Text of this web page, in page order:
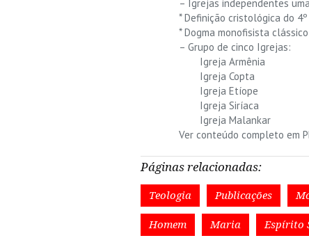
– Igrejas independentes
* Definição cristológica do
* Dogma monofisista
– Grupo de cinco Igrejas:
Igreja Armênia
Igreja Copta
Igreja Etíope
Igreja Siríaca
Igreja Malankar
Ver conteúdo completo em
Páginas relacionadas:
Teologia Publicações
Homem Maria Espírito